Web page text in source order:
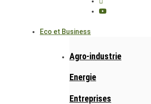
Eco et Business
Agro-industrie
Energie
Entreprises